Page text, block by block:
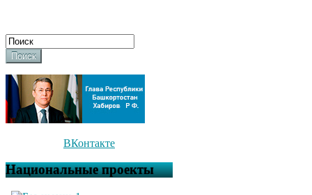
Поиск
ВКонтакте
Национальные проекты